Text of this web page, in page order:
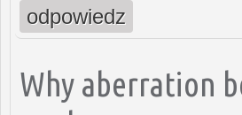
odpowiedz
Why aberration